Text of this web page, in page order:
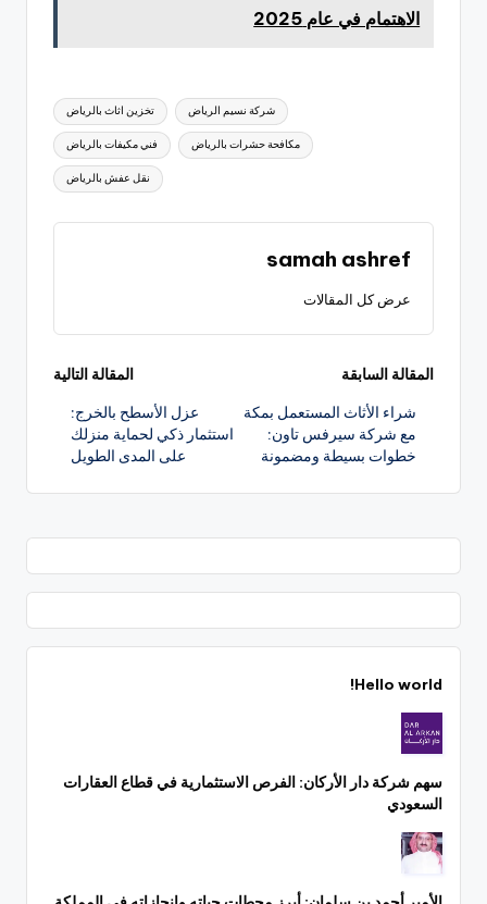
الاهتمام في عام 2025
تخزين اثاث بالرياض شركة نسيم الرياض
فني مكيفات بالرياض مكافحة حشرات بالرياض
نقل عفش بالرياض
samah ashref
عرض كل المقالات
تصفّح
المقالات
المقالة السابقة
شراء الأثاث المستعمل بمكة
مع شركة سيرفس تاون:
خطوات بسيطة ومضمونة
المقالة التالية
عزل الأسطح بالخرج:
استثمار ذكي لحماية منزلك
على المدى الطويل
Hello world!
سهم شركة دار الأركان: الفرص الاستثمارية في قطاع العقارات
السعودي